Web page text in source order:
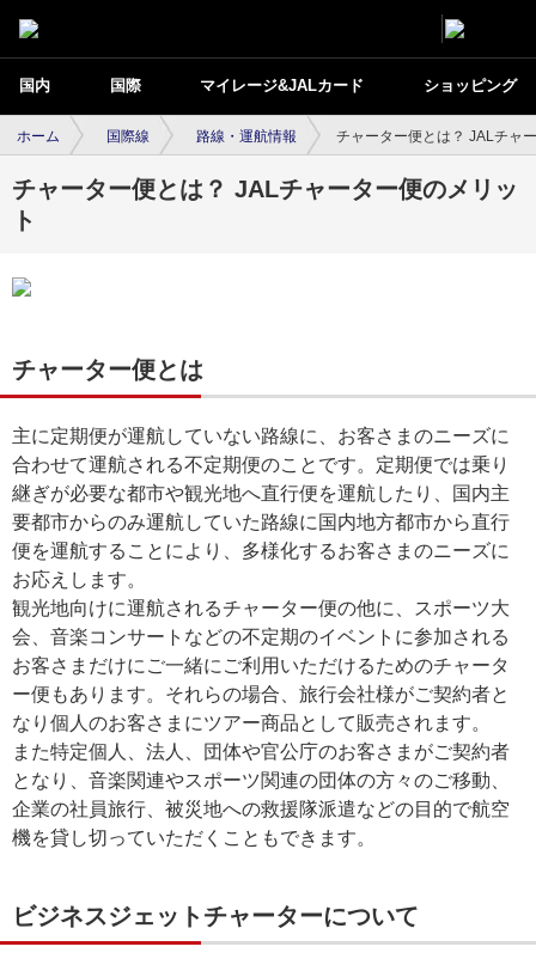
国内 国際 マイレージ&JALカード ショッピング
ホーム 国際線 路線・運航情報 チャーター便とは？ JALチャ
チャーター便とは？ JALチャーター便のメリッ
ト
チャーター便とは
主に定期便が運航していない路線に、お客さまのニーズに
合わせて運航される不定期便のことです。定期便では乗り
継ぎが必要な都市や観光地へ直行便を運航したり、国内主
要都市からのみ運航していた路線に国内地方都市から直行
便を運航することにより、多様化するお客さまのニーズに
お応えします。
観光地向けに運航されるチャーター便の他に、スポーツ大
会、音楽コンサートなどの不定期のイベントに参加される
お客さまだけにご一緒にご利用いただけるためのチャータ
ー便もあります。それらの場合、旅行会社様がご契約者と
なり個人のお客さまにツアー商品として販売されます。
また特定個人、法人、団体や官公庁のお客さまがご契約者
となり、音楽関連やスポーツ関連の団体の方々のご移動、
企業の社員旅行、被災地への救援隊派遣などの目的で航空
機を貸し切っていただくこともできます。
ビジネスジェットチャーターについて